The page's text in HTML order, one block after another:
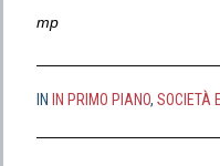
mp
IN IN PRIMO PIANO, SOCIETÀ